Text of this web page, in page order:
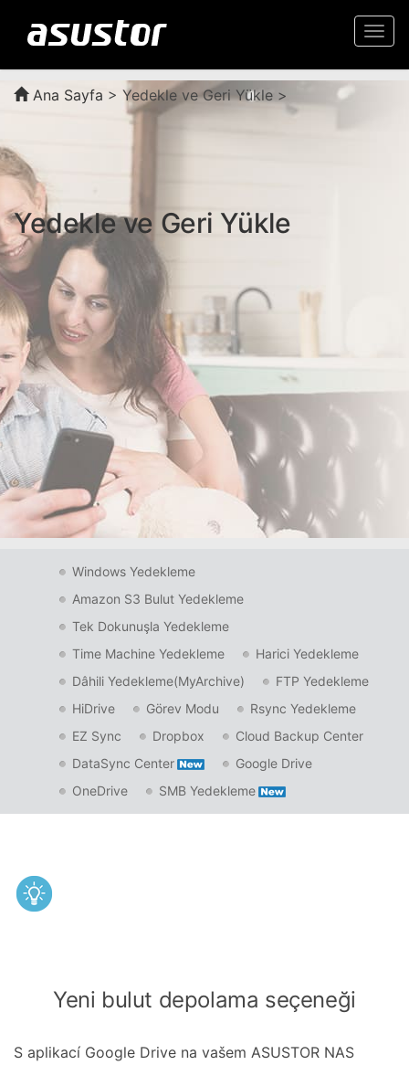
Ana Sayfa > Yedekle ve Geri Yükle >
Yedekle ve Geri Yükle
Windows Yedekleme
Amazon S3 Bulut Yedekleme
Tek Dokunuşla Yedekleme
Time Machine Yedekleme
Harici Yedekleme
Dâhili Yedekleme(MyArchive)
FTP Yedekleme
HiDrive
Görev Modu
Rsync Yedekleme
EZ Sync
Dropbox
Cloud Backup Center
DataSync Center
Google Drive
OneDrive
SMB Yedekleme
Yeni bulut depolama seçeneği
S aplikací Google Drive na vašem ASUSTOR NAS